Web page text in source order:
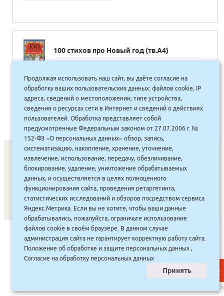
100 стихов про Новый год (тв.А4)
630.00руб.
567 руб.
Купить
АКЦИЯЛАР|ДИСКОНТНАЙ СИСТЕМА|ЮРИДИЧЕСКАЙ
ВАКАНСИЯЛАР|
САЙТ СОЗДАН:ООО "ЭЙФОС"
. ИНФОРМАЦИОННЫЕ
ТЕХНОЛОГИИ
Продолжая использовать наш сайт, вы даёте согласие на
обработку ваших пользовательских данных: файлов cookie, IP
адреса, сведений о местоположении, типе устройства,
сведения о ресурсах сети в Интернет и сведений о действиях
пользователей. Обработка представляет собой
предусмотренные Федеральным законом от 27.07.2006 г. №
152-ФЗ «О персональных данных» обзор, запись,
систематизацию, накопление, хранение, уточнение,
извлечение, использование, передачу, обезличивание,
блокирование, удаление, уничтожение обрабатываемых
данных, и осуществляется в целях полноценного
функционирования сайта, проведения ретаргетинга,
статистических исследований и обзоров посредством сервиса
Яндекс.Метрика. Если вы не хотите, чтобы ваши данные
обрабатывались, пожалуйста, ограничьте использование
файлов cookie в своём браузере. В данном случае
администрация сайта не гарантирует корректную работу сайта.
Положение об обработке и защите персональных данных ,
Согласие на обработку персональных данных
Принять